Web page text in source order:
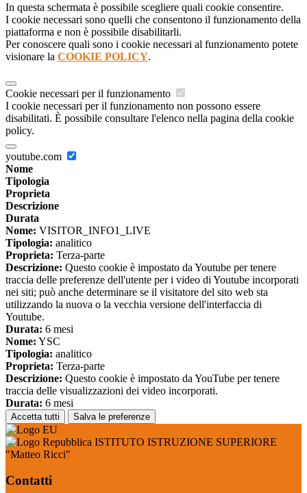
In questa schermata è possibile scegliere quali cookie consentire.
I cookie necessari sono quelli che consentono il funzionamento della
piattaforma e non è possibile disabilitarli.
Per conoscere quali sono i cookie necessari al funzionamento potete
visionare la COOKIE POLICY.
Cookie necessari per il funzionamento
I cookie necessari per il funzionamento non possono essere
disabilitati. È possibile consultare l'elenco nella pagina della cookie
policy.
youtube.com
Nome
Tipologia
Proprieta
Descrizione
Durata
Nome: VISITOR_INFO1_LIVE
Tipologia: analitico
Proprieta: Terza-parte
Descrizione: Questo cookie è impostato da Youtube per tenere
traccia delle preferenze dell'utente per i video di Youtube incorporati
nei siti; può anche determinare se il visitatore del sito web sta
utilizzando la nuova o la vecchia versione dell'interfaccia di
Youtube.
Durata: 6 mesi
Nome: YSC
Tipologia: analitico
Proprieta: Terza-parte
Descrizione: Questo cookie è impostato da YouTube per tenere
traccia delle visualizzazioni dei video incorporati.
Durata: 6 mesi
Accetta tutti Salva le preferenze
ISTITUTO ISTRUZIONE SUPERIORE
"Matteo Ricci"
Contatti